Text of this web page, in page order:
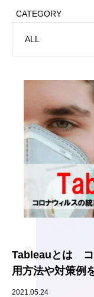
CATEGORY
Tableauとは コ
用方法や対策例
2021.05.24